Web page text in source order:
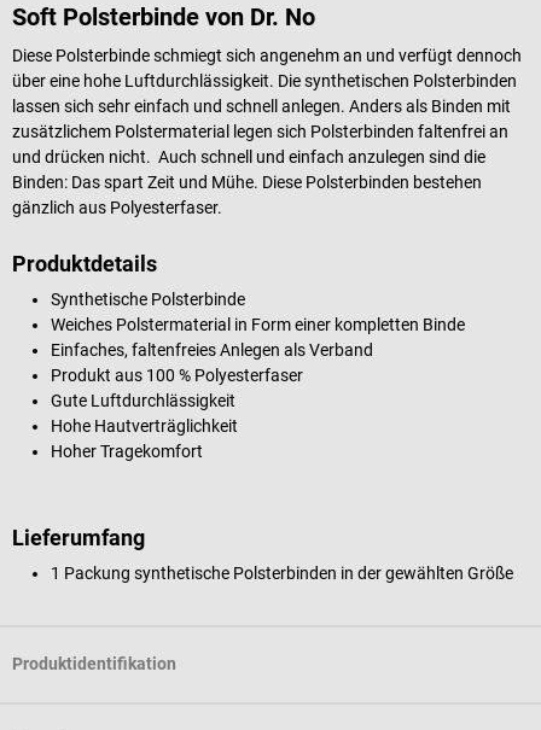
Soft Polsterbinde von Dr. No
Diese Polsterbinde schmiegt sich angenehm an und verfügt dennoch
über eine hohe Luftdurchlässigkeit. Die synthetischen Polsterbinden
lassen sich sehr einfach und schnell anlegen. Anders als Binden mit
zusätzlichem Polstermaterial legen sich Polsterbinden faltenfrei an
und drücken nicht. Auch schnell und einfach anzulegen sind die
Binden: Das spart Zeit und Mühe. Diese Polsterbinden bestehen
gänzlich aus Polyesterfaser.
Produktdetails
Synthetische Polsterbinde
Weiches Polstermaterial in Form einer kompletten Binde
Einfaches, faltenfreies Anlegen als Verband
Produkt aus 100 % Polyesterfaser
Gute Luftdurchlässigkeit
Hohe Hautverträglichkeit
Hoher Tragekomfort
Lieferumfang
1 Packung synthetische Polsterbinden in der gewählten Größe
Produktidentifikation